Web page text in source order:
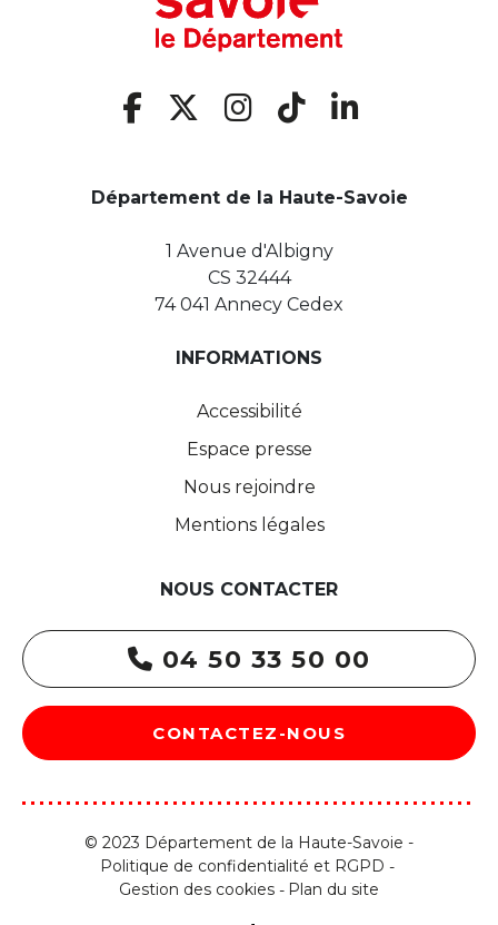
Département de la Haute-Savoie
1 Avenue d'Albigny
CS 32444
74 041 Annecy Cedex
INFORMATIONS
Accessibilité
Espace presse
Nous rejoindre
Mentions légales
NOUS CONTACTER
04 50 33 50 00
CONTACTEZ-NOUS
© 2023 Département de la Haute-Savoie -
Politique de confidentialité et RGPD
Gestion des cookies
Plan du site